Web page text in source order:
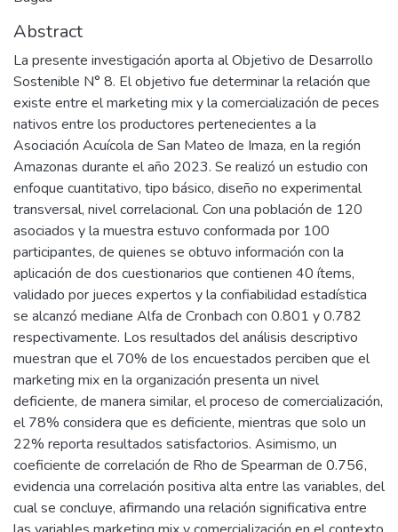
Abstract
La presente investigación aporta al Objetivo de Desarrollo
Sostenible N° 8. El objetivo fue determinar la relación que
existe entre el marketing mix y la comercialización de peces
nativos entre los productores pertenecientes a la
Asociación Acuícola de San Mateo de Imaza, en la región
Amazonas durante el año 2023. Se realizó un estudio con
enfoque cuantitativo, tipo básico, diseño no experimental
transversal, nivel correlacional. Con una población de 120
asociados y la muestra estuvo conformada por 100
participantes, de quienes se obtuvo información con la
aplicación de dos cuestionarios que contienen 40 ítems,
validado por jueces expertos y la confiabilidad estadística
se alcanzó mediane Alfa de Cronbach con 0.801 y 0.782
respectivamente. Los resultados del análisis descriptivo
muestran que el 70% de los encuestados perciben que el
marketing mix en la organización presenta un nivel
deficiente, de manera similar, el proceso de comercialización,
el 78% considera que es deficiente, mientras que solo un
22% reporta resultados satisfactorios. Asimismo, un
coeficiente de correlación de Rho de Spearman de 0.756,
evidencia una correlación positiva alta entre las variables, del
cual se concluye, afirmando una relación significativa entre